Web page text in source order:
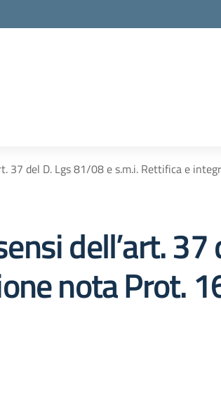
37 del D. Lgs 81/08 e s.m.i. Rettifica e
dell’art.
nota Prot.